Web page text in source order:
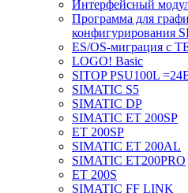
Интерфейсный
Программа для
конфигурирования
ES/OS-миграция с
LOGO! Basic
SITOP PSU100L
SIMATIC S5
SIMATIC DP
SIMATIC ET 200SP
ET 200SP
SIMATIC ET 200AL
SIMATIC ET200PRO
ET 200S
SIMATIC FF LINK